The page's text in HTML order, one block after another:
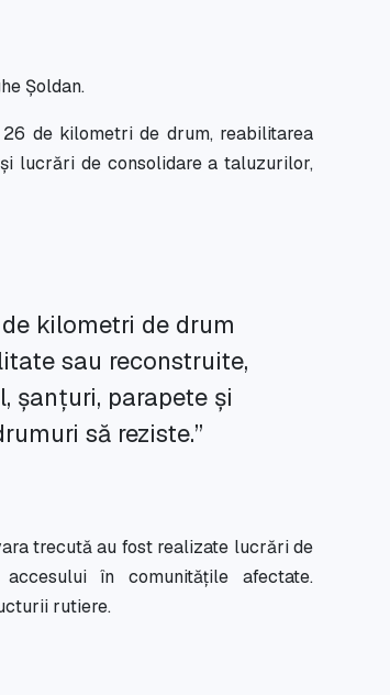
Șoldan.
de kilometri de drum, reabilitarea
lucrări de consolidare a taluzurilor,
kilometri de drum
sau reconstruite,
șanțuri, parapete și
să reziste.”
trecută au fost realizate lucrări de
în comunitățile afectate.
rutiere.